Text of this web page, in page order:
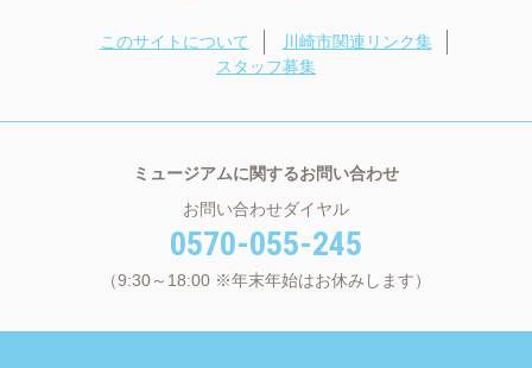
このサイトについて
川崎市関連リンク集
スタッフ募集
ミュージアムに関するお問い合わせ
お問い合わせダイヤル
0570-055-245
（9:30～18:00 ※年末年始はお休みします）